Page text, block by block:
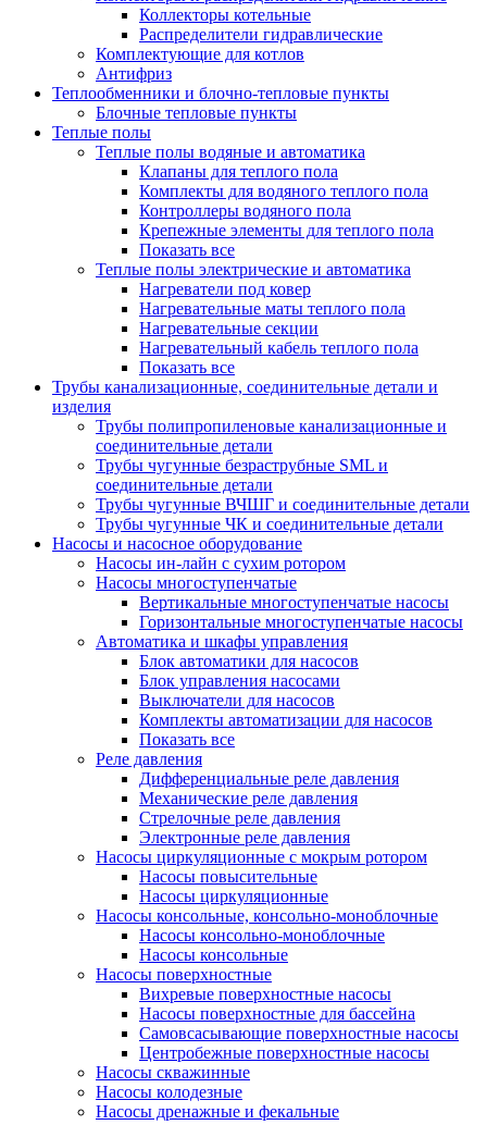
Коллекторы котельные
Распределители гидравлические
Комплектующие для котлов
Антифриз
Теплообменники и блочно-тепловые пункты
Блочные тепловые пункты
Теплые полы
Теплые полы водяные и автоматика
Клапаны для теплого пола
Комплекты для водяного теплого пола
Контроллеры водяного пола
Крепежные элементы для теплого пола
Показать все
Теплые полы электрические и автоматика
Нагреватели под ковер
Нагревательные маты теплого пола
Нагревательные секции
Нагревательный кабель теплого пола
Показать все
Трубы канализационные, соединительные детали и
изделия
Трубы полипропиленовые канализационные и
соединительные детали
Трубы чугунные безраструбные SML и
соединительные детали
Трубы чугунные ВЧШГ и соединительные детали
Трубы чугунные ЧК и соединительные детали
Насосы и насосное оборудование
Насосы ин-лайн с сухим ротором
Насосы многоступенчатые
Вертикальные многоступенчатые насосы
Горизонтальные многоступенчатые насосы
Автоматика и шкафы управления
Блок автоматики для насосов
Блок управления насосами
Выключатели для насосов
Комплекты автоматизации для насосов
Показать все
Реле давления
Дифференциальные реле давления
Механические реле давления
Стрелочные реле давления
Электронные реле давления
Насосы циркуляционные с мокрым ротором
Насосы повысительные
Насосы циркуляционные
Насосы консольные, консольно-моноблочные
Насосы консольно-моноблочные
Насосы консольные
Насосы поверхностные
Вихревые поверхностные насосы
Насосы поверхностные для бассейна
Самовсасывающие поверхностные насосы
Центробежные поверхностные насосы
Насосы скважинные
Насосы колодезные
Насосы дренажные и фекальные